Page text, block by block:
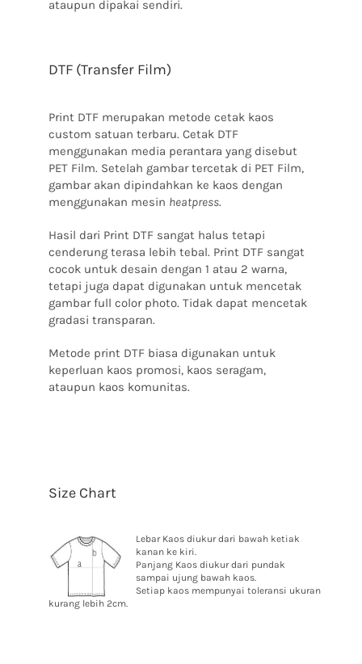
ataupun dipakai sendiri.
DTF (Transfer Film)
Print DTF merupakan metode cetak kaos
custom satuan terbaru. Cetak DTF
menggunakan media perantara yang disebut
PET Film. Setelah gambar tercetak di PET Film,
gambar akan dipindahkan ke kaos dengan
menggunakan mesin heatpress.
Hasil dari Print DTF sangat halus tetapi
cenderung terasa lebih tebal. Print DTF sangat
cocok untuk desain dengan 1 atau 2 warna,
tetapi juga dapat digunakan untuk mencetak
gambar full color photo. Tidak dapat mencetak
gradasi transparan.
Metode print DTF biasa digunakan untuk
keperluan kaos promosi, kaos seragam,
ataupun kaos komunitas.
Size Chart
Lebar Kaos diukur dari bawah ketiak
kanan ke kiri.
Panjang Kaos diukur dari pundak
sampai ujung bawah kaos.
Setiap kaos mempunyai toleransi ukuran
kurang lebih 2cm.